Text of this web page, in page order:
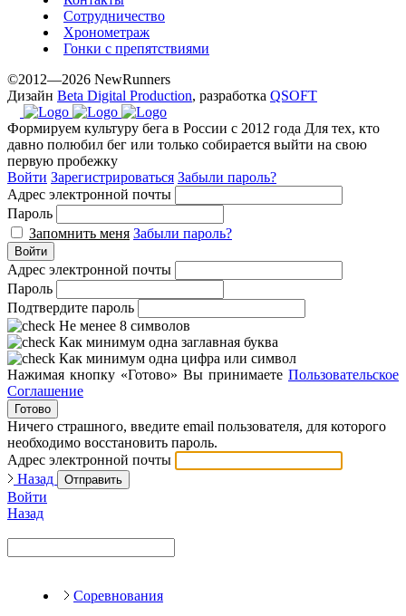
Сотрудничество
Хронометраж
Гонки с препятствиями
©2012—2026 NewRunners
Дизайн Beta Digital Production, разработка QSOFT
Формируем культуру бега в России с 2012 года Для тех, кто
давно полюбил бег или только собирается выйти на свою
первую пробежку
Войти Зарегистрироваться Забыли пароль?
Адрес электронной почты
Пароль
Запомнить меня Забыли пароль?
Войти
Адрес электронной почты
Пароль
Подтвердите пароль
Не менее 8 символов
Как минимум одна заглавная буква
Как минимум одна цифра или символ
Нажимая кнопку «Готово» Вы принимаете Пользовательское
Соглашение
Готово
Ничего страшного, введите email пользователя, для которого
необходимо восстановить пароль.
Адрес электронной почты
Назад
Отправить
Войти
Назад
Соревнования